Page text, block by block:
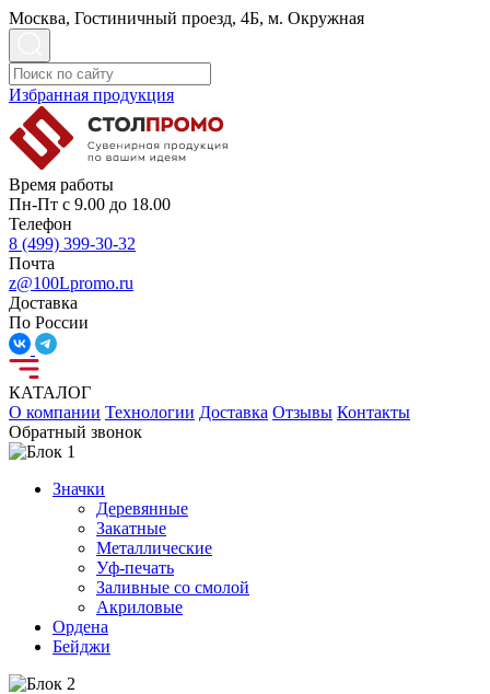
Москва, Гостиничный проезд, 4Б, м. Окружная
Избранная продукция
Время работы
Пн-Пт с 9.00 до 18.00
Телефон
8 (499) 399-30-32
Почта
z@100Lpromo.ru
Доставка
По России
КАТАЛОГ
О компании Технологии Доставка Отзывы Контакты
Обратный звонок
Значки
Деревянные
Закатные
Металлические
Уф-печать
Заливные со смолой
Акриловые
Ордена
Бейджи